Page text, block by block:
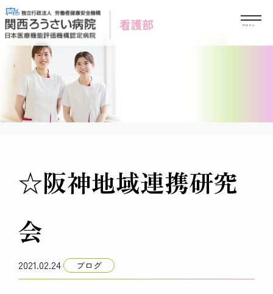
Skip
to
content
☆阪神地域連携研究
会
2021.02.24 ブログ